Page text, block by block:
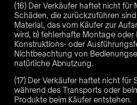
(16) Der Verkäufer haftet nicht für
Schäden, die zurückzuführen
Material, das vom Käufer zur
wird, b) fehlerhafte Montage oder
Konstruktions- oder
Nichtbeachtung von
natürliche Abnutzung.
(17) Der Verkäufer haftet nicht für
während des Transports oder
Produkte beim Käufer entstehen.